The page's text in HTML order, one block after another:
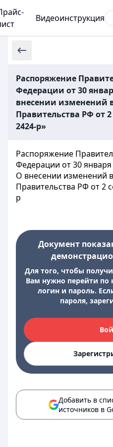
Видеоинструкция
Распоряжение
Федерации от 30
внесении изменений
Правительства РФ от
2424-р»
Распоряжение
Федерации от 30
О внесении изменений
Правительства РФ от 2
р
Документ
Для того, чтобы
Вам нужно перейти по
логин и пароль.
пароля,
Добавить в
источников в